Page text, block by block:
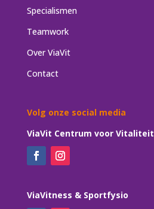
Specialismen
Teamwork
Over ViaVit
Contact
Volg onze social media
ViaVit Centrum voor Vitaliteit
ViaVitness & Sportfysio